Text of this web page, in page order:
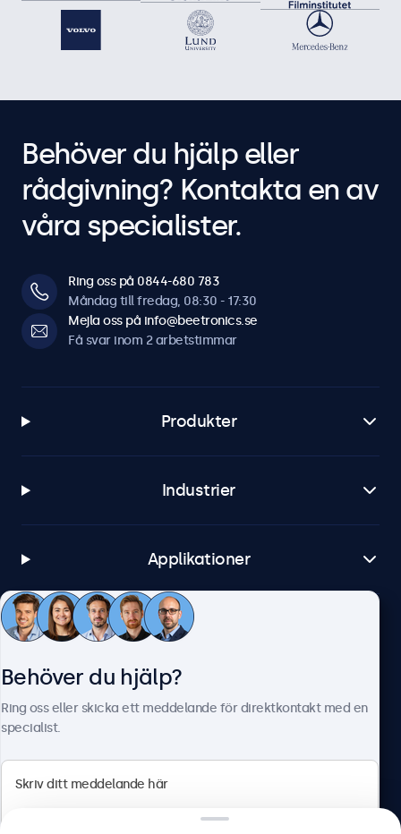
Behöver du hjälp eller
rådgivning? Kontakta en av
våra specialister.
Ring oss på 0844-680 783
Måndag till fredag, 08:30 - 17:30
Mejla oss på info@beetronics.se
Få svar inom 2 arbetstimmar
Produkter
Industrier
Applikationer
Kundtjänst
Behöver du hjälp?
Ring oss eller skicka ett meddelande för direktkontakt med en
specialist.